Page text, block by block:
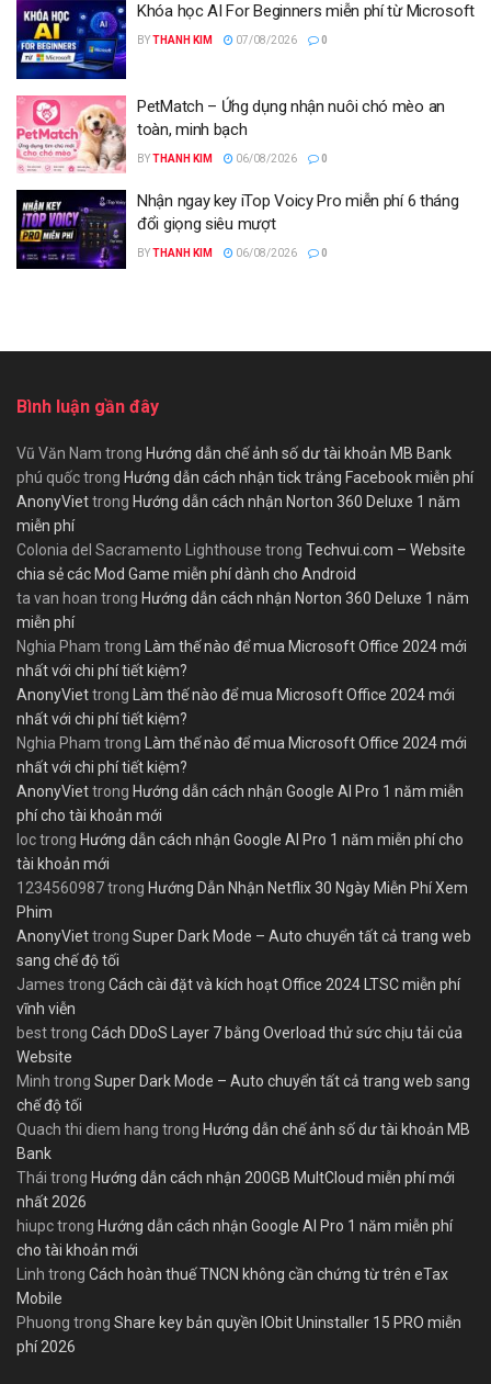
Khóa học AI For Beginners miễn phí từ Microsoft
BYTHANH KIM 07/08/2026 0
PetMatch – Ứng dụng nhận nuôi chó mèo an
toàn, minh bạch
BYTHANH KIM 06/08/2026 0
Nhận ngay key iTop Voicy Pro miễn phí 6 tháng
đổi giọng siêu mượt
BYTHANH KIM 06/08/2026 0
Bình luận gần đây
Vũ Văn Nam trong Hướng dẫn chế ảnh số dư tài khoản MB Bank
phú quốctrong Hướng dẫn cách nhận tick trắng Facebook miễn phí
AnonyViettrong Hướng dẫn cách nhận Norton 360 Deluxe 1 năm
miễn phí
Colonia del Sacramento Lighthouse trong Techvui.com – Website
chia sẻ các Mod Game miễn phí dành cho Android
ta van hoan trong Hướng dẫn cách nhận Norton 360 Deluxe 1 năm
miễn phí
Nghia Pham trong Làm thế nào để mua Microsoft Office 2024 mới
nhất với chi phí tiết kiệm?
AnonyViettrong Làm thế nào để mua Microsoft Office 2024 mới
nhất với chi phí tiết kiệm?
Nghia Pham trong Làm thế nào để mua Microsoft Office 2024 mới
nhất với chi phí tiết kiệm?
AnonyViettrong Hướng dẫn cách nhận Google AI Pro 1 năm miễn
phí cho tài khoản mới
loctrong Hướng dẫn cách nhận Google AI Pro 1 năm miễn phí cho
tài khoản mới
1234560987trong Hướng Dẫn Nhận Netflix 30 Ngày Miễn Phí Xem
Phim
AnonyViettrong Super Dark Mode – Auto chuyển tất cả trang web
sang chế độ tối
James trong Cách cài đặt và kích hoạt Office 2024 LTSC miễn phí
vĩnh viễn
besttrong Cách DDoS Layer 7 bằng Overload thử sức chịu tải của
Website
Minh trong Super Dark Mode – Auto chuyển tất cả trang web sang
chế độ tối
Quach thi diem hang trong Hướng dẫn chế ảnh số dư tài khoản MB
Bank
Thái trong Hướng dẫn cách nhận 200GB MultCloud miễn phí mới
nhất 2026
hiupctrong Hướng dẫn cách nhận Google AI Pro 1 năm miễn phí
cho tài khoản mới
Linh trong Cách hoàn thuế TNCN không cần chứng từ trên eTax
Mobile
Phuong trong Share key bản quyền IObit Uninstaller 15 PRO miễn
phí 2026